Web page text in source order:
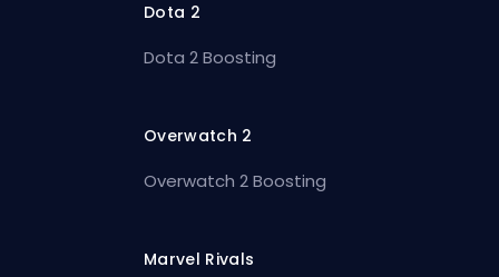
Dota 2
Dota 2 Boosting
Overwatch 2
Overwatch 2 Boosting
Marvel Rivals